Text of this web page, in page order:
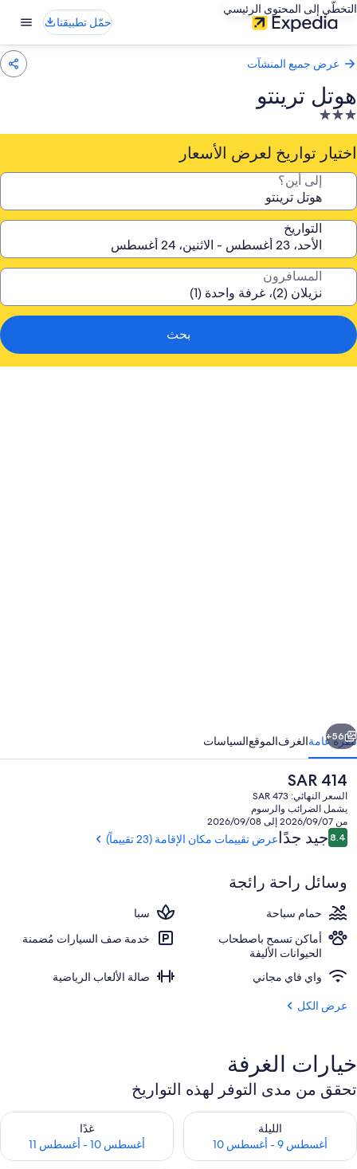
التخطّي إلى المحتوى الرئيسي
حمّل تطبيقنا
عرض جميع المنشآت
هوتل ترينتو
منشأة
فندقية
مصنفة
3.0
اختيار تواريخ لعرض الأسعار
إلى أين؟
التواريخ
المسافرون
بحث
واجهة المنشأة
التالي
56+
نظرة عامةالغرفالموقعالسياسات
السعر
الحالي
هو
SAR
414
SAR 414
السعر النهائي: SAR 473
يشمل الضرائب والرسوم
من 2026/09/07 إلى 2026/09/08
التقييمات
8.48.4 من 10جيد جدًاعرض تقييمات مكان الإقامة (23 تقييماً)
وسائل راحة رائجة
حمام سباحة
سبا
أماكن تسمح باصطحاب
الحيوانات الأليفة
خدمة صف السيارات مُضمنة
واي فاي مجاني
صالة الألعاب الرياضية
عرض الكل
خيارات الغرفة
تحقق من مدى التوفر لهذه التواريخ
الليلة
أغسطس 9 - أغسطس 10
تحقق من مدى التوفر لليلة للفترة أغسطس 9 - أغسطس 10
غدًا
أغسطس 10 - أغسطس 11
تحقق من مدى التوفر لغد للفترة أغسطس